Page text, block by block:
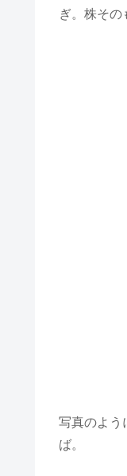
ぎ。株その
写真のよう
ば。